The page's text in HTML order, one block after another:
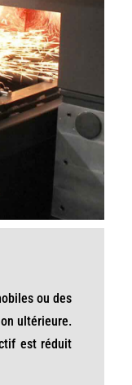
ou des
ultérieure.
est réduit